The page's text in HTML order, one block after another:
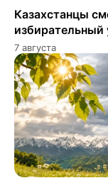
Казахстанцы
избирательный
7 августа